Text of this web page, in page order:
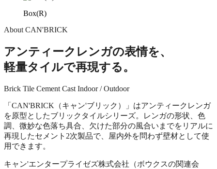
Box(R)
About CAN'BRICK
アンティークレンガの表情を、
軽量タイルで再現する。
Brick Tile Cement Cast Indoor / Outdoor
「CAN'BRICK（キャン'ブリック）」はアンティークレンガ
を原型としたブリックタイルシリーズ。レンガの形状、色
調、微妙な色落ち具合、欠けた部分の風合いまでをリアルに
再現したセメント2次製品で、屋内外を問わず壁材として使
用できます。
キャン'エンタープライゼズ株式会社（ボウクスの関連会